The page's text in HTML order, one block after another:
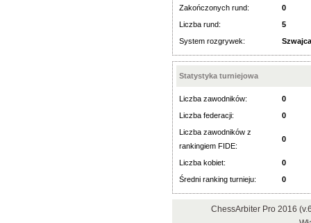
Zakończonych rund:
0
Liczba rund:
5
System rozgrywek:
Statystyka turniejowa
Liczba zawodników:
0
Liczba federacji:
0
Liczba zawodników z
rankingiem FIDE:
0
Liczba kobiet:
0
Średni ranking turnieju:
0
ChessArbiter Pro 2016